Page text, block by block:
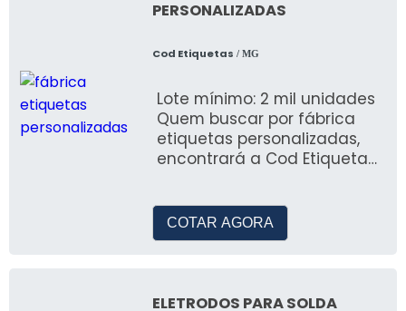
PERSONALIZADAS
Cod Etiquetas / MG
Lote mínimo: 2 mil unidades
Quem buscar por fábrica
etiquetas personalizadas,
encontrará a Cod Etiquetas,
COTAR AGORA
ELETRODOS PARA SOLDA